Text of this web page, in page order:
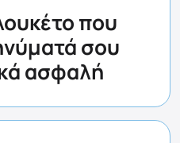
που
σου
ασφαλή